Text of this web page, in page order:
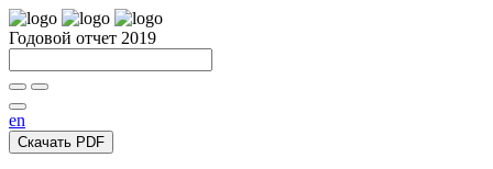
Годовой отчет 2019
en
Скачать PDF